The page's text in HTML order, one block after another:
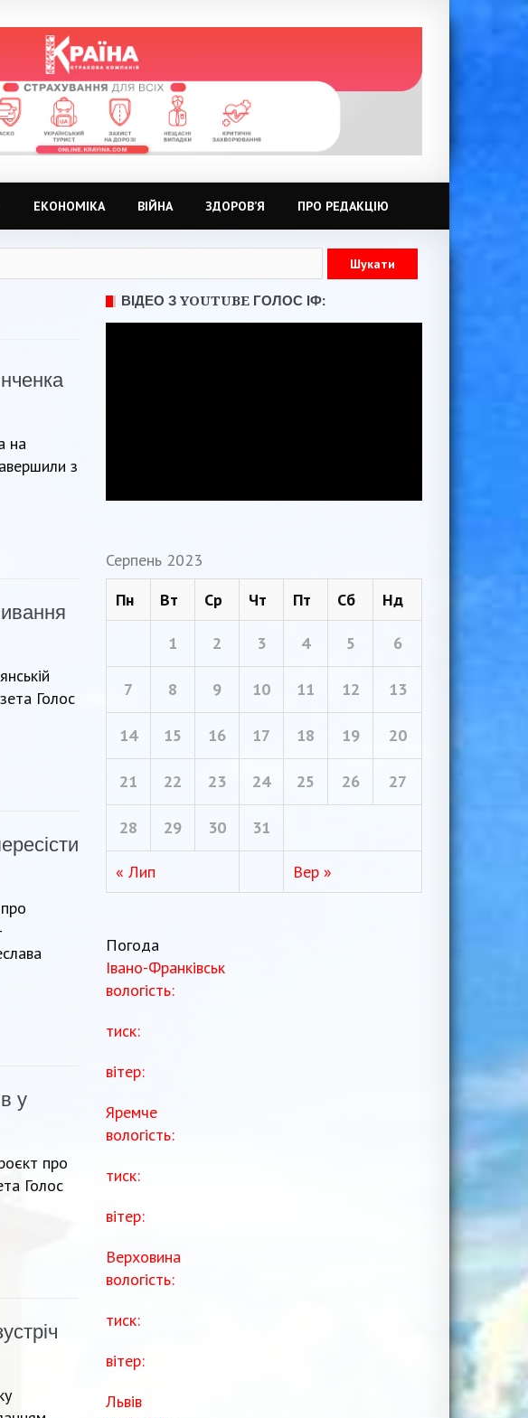
ЕКОНОМІКА ВІЙНА ЗДОРОВ’Я ПРО РЕДАКЦІЮ
на
з
Голос
у
про
Голос
ВІДЕО З YOUTUBE ГОЛОС ІФ:
Серпень 2023
Пн
Вт Ср Чт Пт Сб Нд
« Лип Вер »
1 2 3 4 5 6
7 8 9 10 11 12 13
14 15 16 17 18 19 20
21 22 23 24 25 26 27
28 29 30 31
Погода
Івано-Франківськ
вологість:
тиск:
вітер:
Яремче
вологість:
тиск:
вітер:
Верховина
вологість:
тиск:
вітер:
Львів